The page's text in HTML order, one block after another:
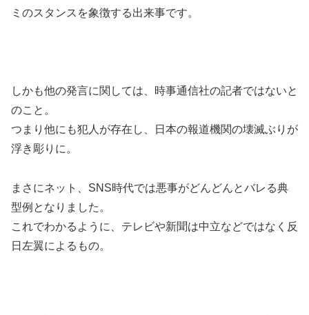
ミのスタンスを象徴する出来事です。
しかも他の発言に関しては、時事通信社の記者ではないと
のこと。
つまり他にも犯人が存在し、日本の報道機関の壊滅ぶりが
浮き彫りに。
まさにネット、SNS時代では悪事がどんどんとバレる典
型例となりました。
これでわかるように、テレビや新聞は中立などではなく反
日左翼によるもの。